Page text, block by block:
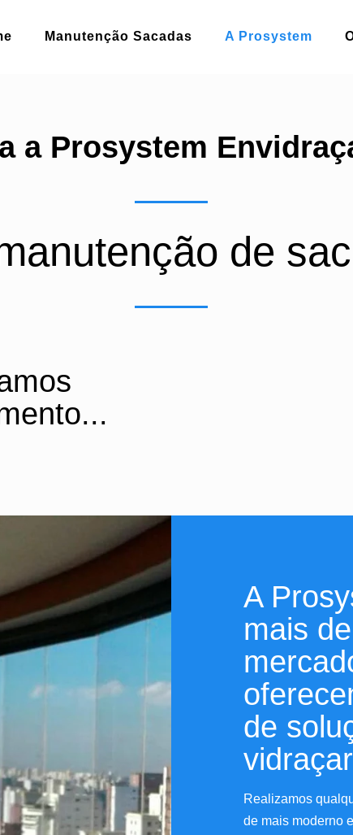
Manutenção Sacadas A Prosystem
a Prosystem
de
A
mais
de
Realizamos
de mais moderno